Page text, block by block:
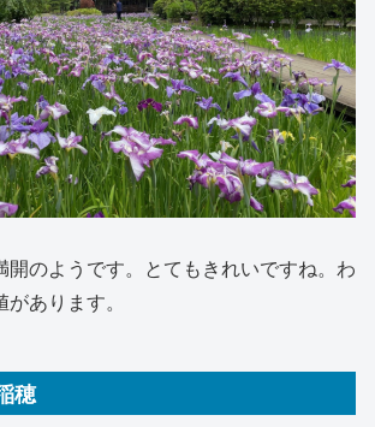
開のようです。とてもきれいですね。わ
あります。
穂